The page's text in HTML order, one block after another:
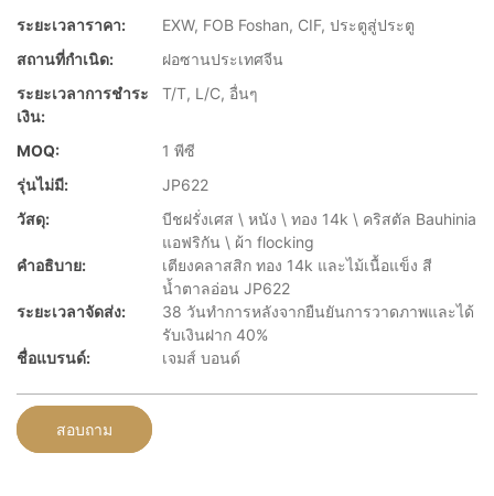
ระยะเวลาราคา:
EXW, FOB Foshan, CIF, ประตูสู่ประตู
สถานที่กำเนิด:
ฝอซานประเทศจีน
ระยะเวลาการชำระ
เงิน:
T/T, L/C, อื่นๆ
MOQ:
1 พีซี
รุ่นไม่มี:
JP622
วัสดุ:
บีชฝรั่งเศส \ หนัง \ ทอง 14k \ คริสตัล Bauhinia
แอฟริกัน \ ผ้า flocking
คำอธิบาย:
เตียงคลาสสิก ทอง 14k และไม้เนื้อแข็ง สี
น้ำตาลอ่อน JP622
ระยะเวลาจัดส่ง:
38 วันทำการหลังจากยืนยันการวาดภาพและได้
รับเงินฝาก 40%
ชื่อแบรนด์:
เจมส์ บอนด์
สอบถาม